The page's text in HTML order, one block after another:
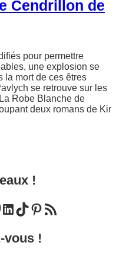
Cendrillon de
pour permettre
une explosion se
la mort de ces êtres
se retrouve sur les
Robe Blanche de
deux romans de Kir
!
LinkedIn TikTok Pinterest Flux RSS
vous !